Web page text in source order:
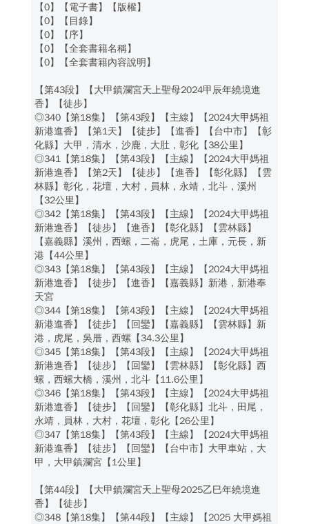
【0】【電子書】【版權】
【0】【目錄】
【0】【序】
【0】【全套書籍名稱】
【0】【全套書籍內容說明】
【第43段】【大甲鎮瀾宮天上聖母2024甲辰年繞境進
香】【徒步】
◎340【第18集】【第43段】【主線】【2024大甲媽祖
新港進香】【第1天】【徒步】【進香】【台中市】【彰
化縣】大甲，清水，沙鹿，大肚，彰化【38公里】
◎341【第18集】【第43段】【主線】【2024大甲媽祖
新港進香】【第2天】【徒步】【進香】【彰化縣】【雲
林縣】彰化，花壇，大村，員林，永靖，北斗，溪州
【32公里】
◎342【第18集】【第43段】【主線】【2024大甲媽祖
新港進香】【徒步】【進香】【彰化縣】【雲林縣】
【嘉義縣】溪州，西螺，二崙，虎尾，土庫，元長，新
港【44公里】
◎343【第18集】【第43段】【主線】【2024大甲媽祖
新港進香】【徒步】【進香】【嘉義縣】新港，新港奉
天宮
◎344【第18集】【第43段】【主線】【2024大甲媽祖
新港進香】【徒步】【回鑾】【嘉義縣】【雲林縣】新
港，虎尾，吳厝，西螺【34.3公里】
◎345【第18集】【第43段】【主線】【2024大甲媽祖
新港進香】【徒步】【回鑾】【雲林縣】【彰化縣】西
螺，西螺大橋，溪州，北斗【11.6公里】
◎346【第18集】【第43段】【主線】【2024大甲媽祖
新港進香】【徒步】【回鑾】【彰化縣】北斗，田尾，
永靖，員林，大村，花壇，彰化【26公里】
◎347【第18集】【第43段】【主線】【2024大甲媽祖
新港進香】【徒步】【回鑾】【台中市】大甲車站，大
甲，大甲鎮瀾宮【1公里】
【第44段】【大甲鎮瀾宮天上聖母2025乙巳年繞境進
香】【徒步】
◎348【第18集】【第44段】【主線】【2025 大甲媽祖